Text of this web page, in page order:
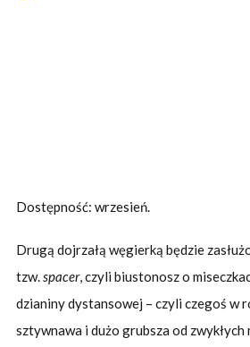
Dostępność: wrzesień.
Drugą dojrzałą węgierką będzie
tzw. spacer, czyli biustonosz o
dzianiny dystansowej – czyli czegoś w
sztywnawa i dużo grubsza od zwykłych